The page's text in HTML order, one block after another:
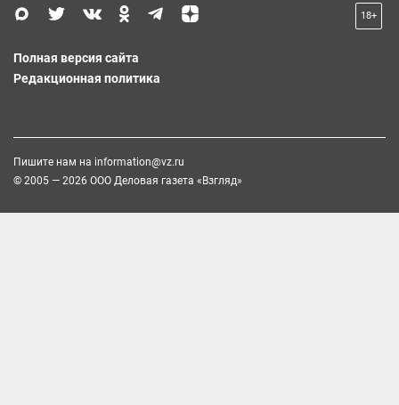
18+
Полная версия сайта
Редакционная политика
Пишите нам на information@vz.ru
© 2005 — 2026 ООО Деловая газета «Взгляд»